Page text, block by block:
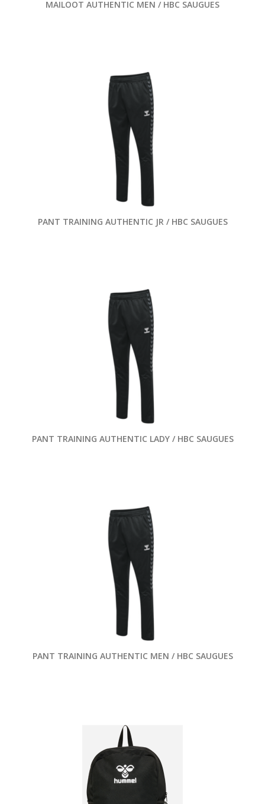
MAILOOT AUTHENTIC MEN / HBC SAUGUES
PANT TRAINING AUTHENTIC JR / HBC SAUGUES
PANT TRAINING AUTHENTIC LADY / HBC SAUGUES
PANT TRAINING AUTHENTIC MEN / HBC SAUGUES